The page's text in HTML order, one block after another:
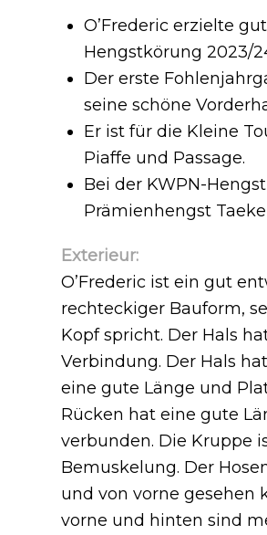
O’Frederic erzielte
Hengstkörung 2023/
Der erste
seine schöne
Er ist für die Kleine
Piaffe und Passage.
Bei der KWPN-
Prämienhengst
Exterieur:
O’Frederic ist ein gut
rechteckiger Bauform,
Kopf spricht. Der Hals
Verbindung. Der Hals
eine gute Länge und
Rücken hat eine gute
verbunden. Die Kruppe
Bemuskelung. Der
und von vorne gesehen
vorne und hinten sind